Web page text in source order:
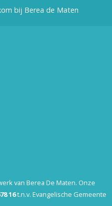
bij Berea de Maten
van Berea De Maten. Onze
16t.n.v. Evangelische Gemeente